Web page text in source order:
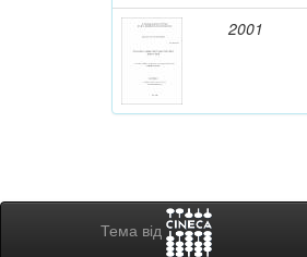
2001
Тема від